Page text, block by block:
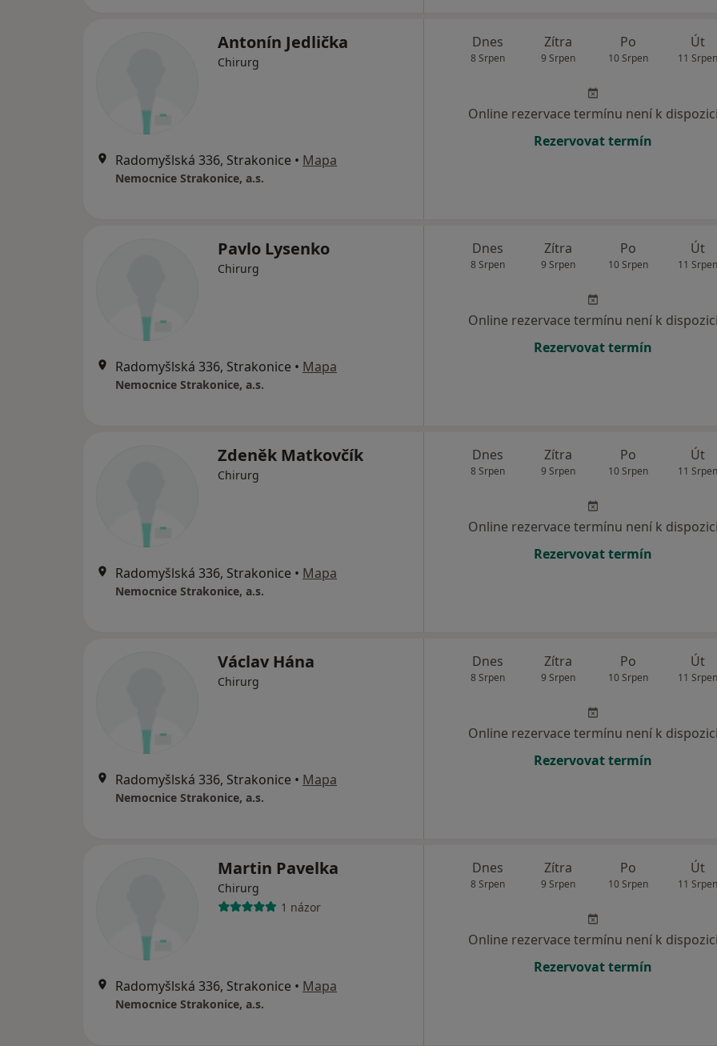
Antonín Jedlička
Chirurg
Radomyšlská 336, Strakonice • Mapa
Nemocnice Strakonice, a.s.
Dnes
8 Srpen
Zítra
9 Srpen
Po
10 Srpen
Út
11 Srpen
Online rezervace termínu není k dispozici
Rezervovat termín
Pavlo Lysenko
Chirurg
Radomyšlská 336, Strakonice • Mapa
Nemocnice Strakonice, a.s.
Dnes
8 Srpen
Zítra
9 Srpen
Po
10 Srpen
Út
11 Srpen
Online rezervace termínu není k dispozici
Rezervovat termín
Zdeněk Matkovčík
Chirurg
Radomyšlská 336, Strakonice • Mapa
Nemocnice Strakonice, a.s.
Dnes
8 Srpen
Zítra
9 Srpen
Po
10 Srpen
Út
11 Srpen
Online rezervace termínu není k dispozici
Rezervovat termín
Václav Hána
Chirurg
Radomyšlská 336, Strakonice • Mapa
Nemocnice Strakonice, a.s.
Dnes
8 Srpen
Zítra
9 Srpen
Po
10 Srpen
Út
11 Srpen
Online rezervace termínu není k dispozici
Rezervovat termín
Martin Pavelka
Chirurg
1 názor
Radomyšlská 336, Strakonice • Mapa
Nemocnice Strakonice, a.s.
Dnes
8 Srpen
Zítra
9 Srpen
Po
10 Srpen
Út
11 Srpen
Online rezervace termínu není k dispozici
Rezervovat termín